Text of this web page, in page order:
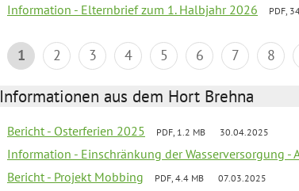
Information - Elternbrief zum 1. Halbjahr 2026 PDF,
1 2 3 4 5 6 7 8
Informationen aus dem Hort Brehna
Bericht - Osterferien 2025 PDF, 1.2 MB 30.04.2025
Information - Einschränkung der Wasserversorgung
Bericht - Projekt Mobbing PDF, 4.4 MB 07.03.2025